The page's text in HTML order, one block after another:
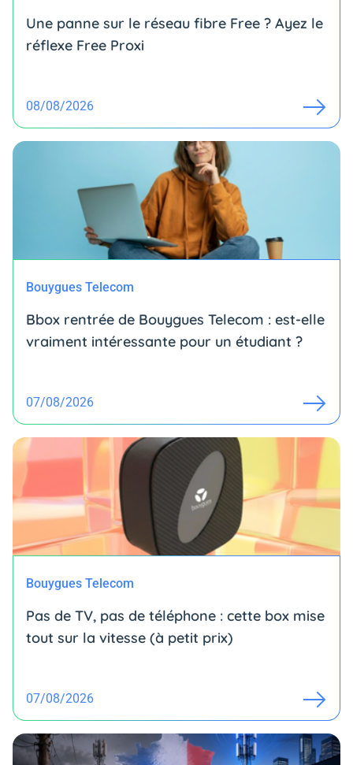
Une panne sur le réseau fibre Free ? Ayez le
réflexe Free Proxi
08/08/2026
Bouygues Telecom
Bbox rentrée de Bouygues Telecom : est-elle
vraiment intéressante pour un étudiant ?
07/08/2026
Bouygues Telecom
Pas de TV, pas de téléphone : cette box mise
tout sur la vitesse (à petit prix)
07/08/2026